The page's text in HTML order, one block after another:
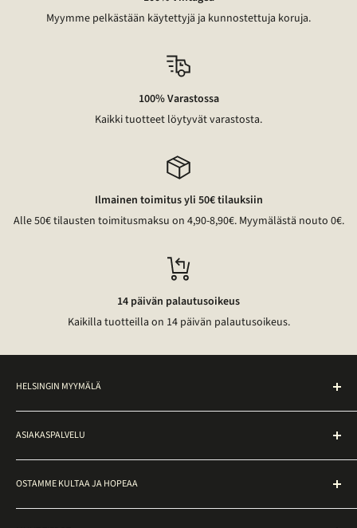
Myymme pelkästään käytettyjä ja kunnostettuja koruja.
100% Varastossa
Kaikki tuotteet löytyvät varastosta.
Ilmainen toimitus yli 50€ tilauksiin
Alle 50€ tilausten toimitusmaksu on 4,90-8,90€. Myymälästä nouto 0€.
14 päivän palautusoikeus
Kaikilla tuotteilla on 14 päivän palautusoikeus.
HELSINGIN MYYMÄLÄ
Noutopiste on avoinna ma–pe klo 10–17 osoitteessa
Ateneuminkuja 2, Helsinki.
Myymälässä voit tutustua kulta- ja timanttikoruihin sekä tehdä
ostoksia paikan päällä. Muut korut löytyvät verkkokaupasta,
niitä voi tilata näytille noutopisteelle ottamalla yhteyttä
ASIAKASPALVELU
Toimitusehdot
Palautusohjeet
Maksutavat
OSTAMME KULTAA JA HOPEAA
Kultarahaksi Oy